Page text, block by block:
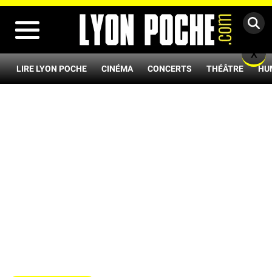
LIRE LYON POCHE CINÉMA CONCERTS THÉÂTRE
X